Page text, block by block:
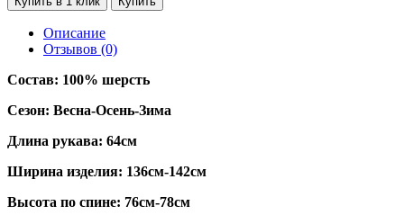
Описание
Отзывов (0)
Состав: 100% шерсть
Сезон: Весна-Осень-Зима
Длина рукава: 64см
Ширина изделия: 136см-142см
Высота по спине: 76см-78см